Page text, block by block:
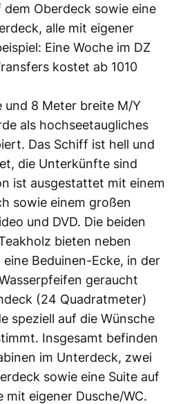
Oberdeck sowie eine
alle mit eigener
Eine Woche im DZ
kostet ab 1010
und 8 Meter breite M/Y
als hochseetaugliches
Das Schiff ist hell und
die Unterkünfte sind
ist ausgestattet mit einem
sowie einem großen
und DVD. Die beiden
bieten neben
Beduinen-Ecke, in der
geraucht
(24 Quadratmeter)
speziell auf die Wünsche
Insgesamt befinden
im Unterdeck, zwei
sowie eine Suite auf
mit eigener Dusche/WC.